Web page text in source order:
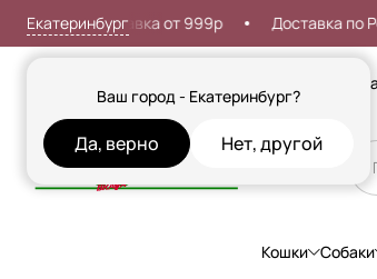
Екатеринбург
Ваш город - Екатеринбург?
Да, верно Нет, другой
доставка от 999р Доставка по России
Кошки Собаки